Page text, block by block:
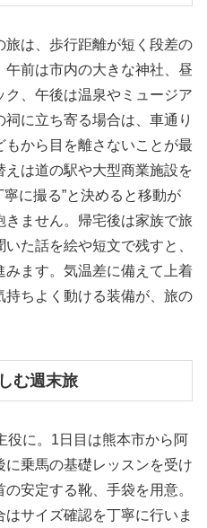
は、歩行距離が短く段差の
前は市内の大きな神社、昼
、午後は温泉やミュージア
に立ち寄る場合は、車通り
から目を離さないことが最
は道の駅や大型商業施設を
に撮る”と決めると移動が
ません。帰宅後は家族で旅
た話を絵や短文で残すと、
ます。気温差に備えて上着
持ちよく動ける装備が、旅の
む週末旅
役に。1日目は熊本市から阿
乗馬の基礎レッスンを受け
安定する靴、手袋を用意。
サイズ確認を丁寧に行いま